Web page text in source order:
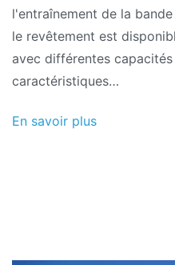
l'entraînement de la
le revêtement est
avec différentes
caractéristiques…
En savoir plus